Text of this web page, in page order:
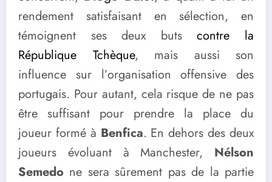
rendement satisfaisant en sélection, en
témoignent ses deux butscontre la
République Tchèque, mais aussi son
influence sur l’organisation offensive des
portugais. Pour autant, cela risque de ne pas
être suffisant pour prendre la place du
joueur formé à Benfica. En dehors des deux
joueurs évoluant à Manchester, Nélson
Semedo ne sera sûrement pas de la partie